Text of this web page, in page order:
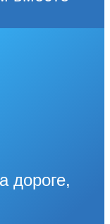
дороге,